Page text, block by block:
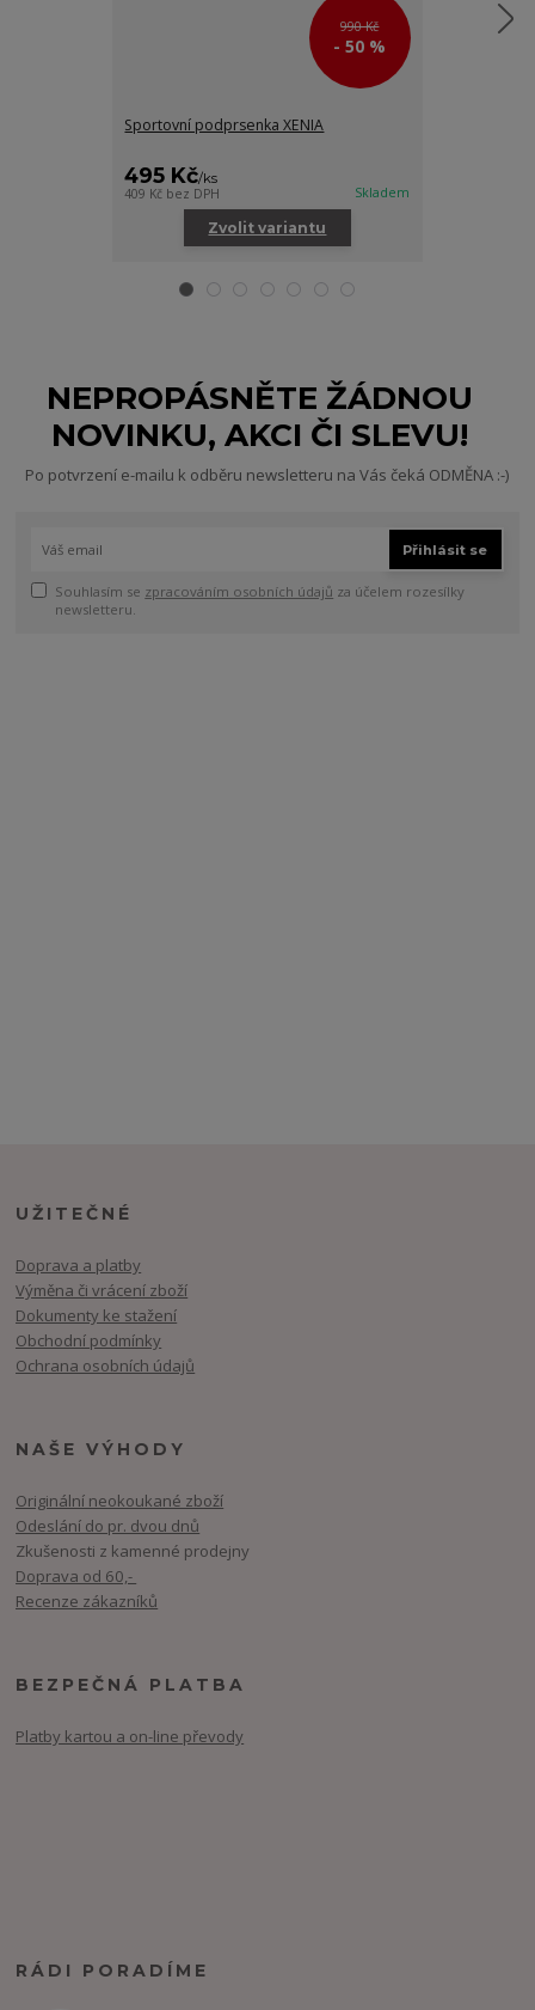
990 Kč
- 50 %
Sportovní podprsenka XENIA
495 Kč/ks
409 Kč bez DPH Skladem
Zvolit variantu
NEPROPÁSNĚTE ŽÁDNOU
NOVINKU, AKCI ČI SLEVU!
Po potvrzení e-mailu k odběru newsletteru na Vás čeká ODMĚNA :-)
Přihlásit se
Souhlasím se zpracováním osobních údajů za účelem rozesílky
newsletteru.
UŽITEČNÉ
Doprava a platby
Výměna či vrácení zboží
Dokumenty ke stažení
Obchodní podmínky
Ochrana osobních údajů
NAŠE VÝHODY
Originální neokoukané zboží
Odeslání do pr. dvou dnů
Zkušenosti z kamenné prodejny
Doprava od 60,-
Recenze zákazníků
BEZPEČNÁ PLATBA
Platby kartou a on-line převody
RÁDI PORADÍME